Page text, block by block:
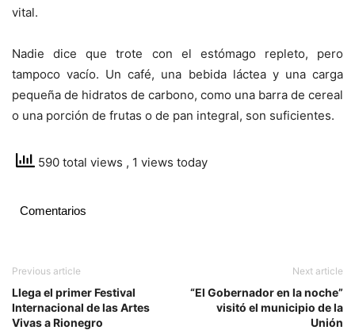
vital.
Nadie dice que trote con el estómago repleto, pero
tampoco vacío. Un café, una bebida láctea y una carga
pequeña de hidratos de carbono, como una barra de cereal
o una porción de frutas o de pan integral, son suficientes.
590 total views , 1 views today
Comentarios
Previous article
Llega el primer Festival
Internacional de las Artes
Vivas a Rionegro
Next article
“El Gobernador en la noche”
visitó el municipio de la
Unión